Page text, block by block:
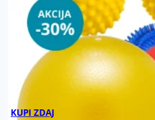
KUPI ZDAJ